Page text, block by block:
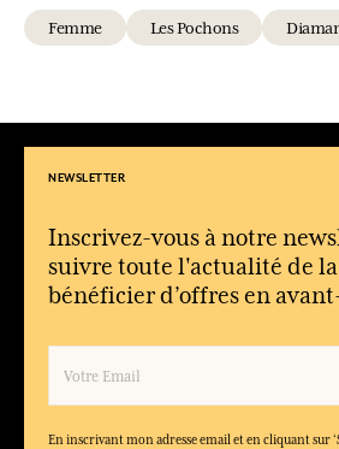
Femme Les Pochons
NEWSLETTER
Inscrivez-vous à notre
suivre toute l'actualité de
bénéficier d’offres en
En inscrivant mon adresse email et en cliquant sur